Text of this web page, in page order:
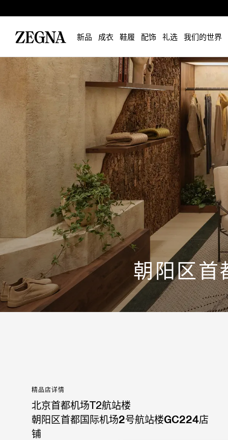
新品 成衣 鞋履 配饰 礼选 我们的世界
朝阳区
精品店详情
北京首都机场T2航站楼
朝阳区首都国际机场2号航站楼GC224店
铺